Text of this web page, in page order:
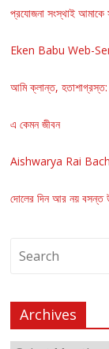
প্রযোজনা সংস্থাই আমাকে
Eken Babu Web-
আমি ক্লান্ত, হতাশাগ্রস্ত:
এ কেমন জীবন
Aishwarya Rai
দোলের দিন আর নয় বসন্ত
Archives